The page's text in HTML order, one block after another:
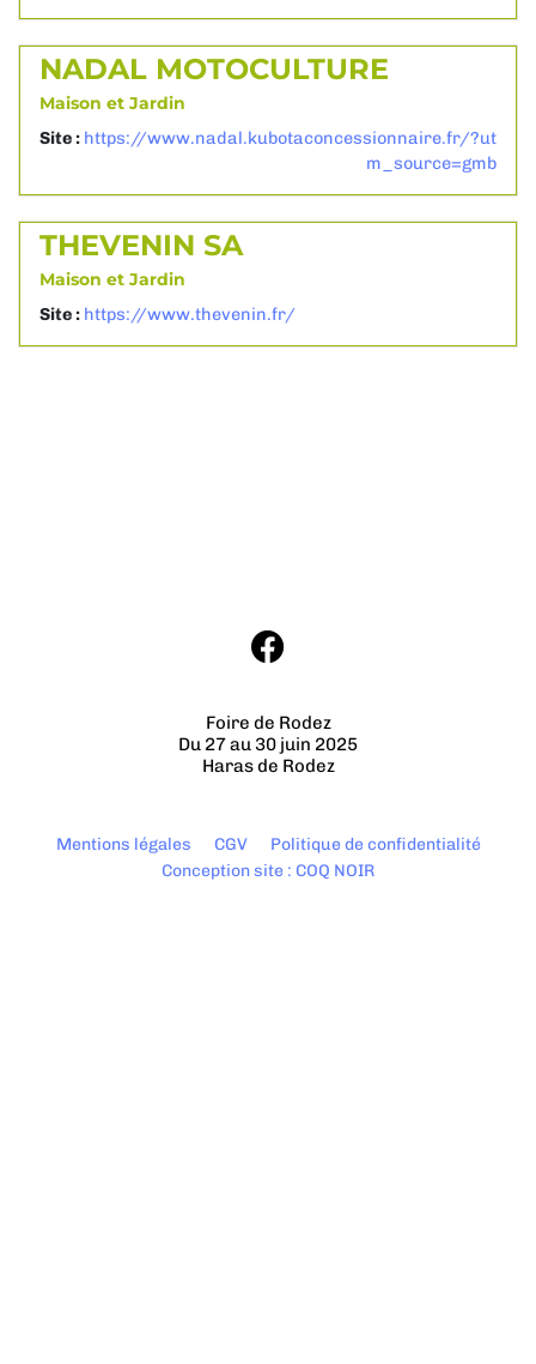
NADAL MOTOCULTURE
Maison et Jardin
Site : https://www.nadal.kubotaconcessionnaire.fr/?ut
m_source=gmb
THEVENIN SA
Maison et Jardin
Site : https://www.thevenin.fr/
Foire de Rodez
Du 27 au 30 juin 2025
Haras de Rodez
Mentions légales CGV
Politique de confidentialité
Conception site : COQ NOIR